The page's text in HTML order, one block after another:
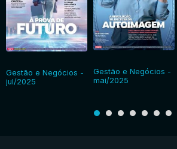
Gestão e Negócios -
jul/2025
Gestão e Negócios -
mai/2025